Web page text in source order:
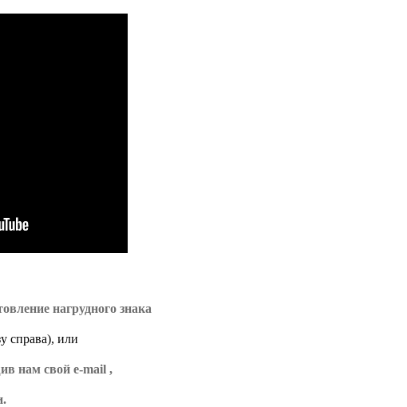
нагрудного знака
справа), или
нам свой e-mail ,